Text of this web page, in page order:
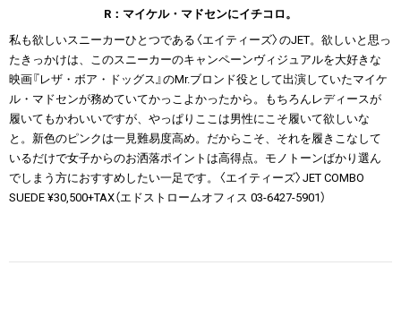
R：マイケル・マドセンにイチコロ。
私も欲しいスニーカーひとつである〈エイティーズ〉のJET。欲しいと思っ
たきっかけは、このスニーカーのキャンペーンヴィジュアルを大好きな
映画『レザ・ボア・ドッグス』のMr.ブロンド役として出演していたマイケ
ル・マドセンが務めていてかっこよかったから。もちろんレディースが
履いてもかわいいですが、やっぱりここは男性にこそ履いて欲しいな
と。新色のピンクは一見難易度高め。だからこそ、それを履きこなして
いるだけで女子からのお洒落ポイントは高得点。モノトーンばかり選ん
でしまう方におすすめしたい一足です。〈エイティーズ〉JET COMBO
SUEDE ¥30,500+TAX（エドストロームオフィス 03-6427-5901）